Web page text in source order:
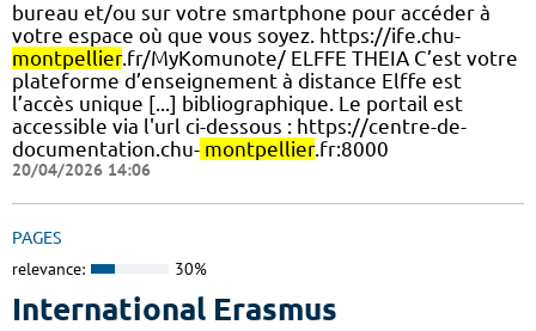
bureau et/ou sur votre smartphone pour accéder à
votre espace où que vous soyez. https://ife.chu-
montpellier.fr/MyKomunote/ ELFFE THEIA C’est votre
plateforme d’enseignement à distance Elffe est
l’accès unique [...] bibliographique. Le portail est
accessible via l'url ci-dessous : https://centre-de-
documentation.chu- montpellier.fr:8000
20/04/2026 14:06
PAGES
relevance: 30%
International Erasmus